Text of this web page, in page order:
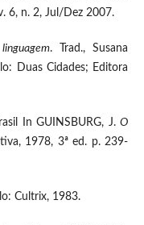
6, n. 2, Jul/Dez 2007.
. Trad., Susana
Duas Cidades; Editora
In GUINSBURG, J.O
1978, 3ª ed. p. 239-
Cultrix, 1983.